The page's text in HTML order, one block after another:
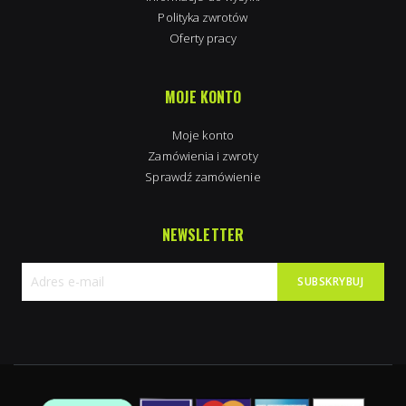
Polityka zwrotów
Oferty pracy
MOJE KONTO
Moje konto
Zamówienia i zwroty
Sprawdź zamówienie
NEWSLETTER
SUBSKRYBUJ